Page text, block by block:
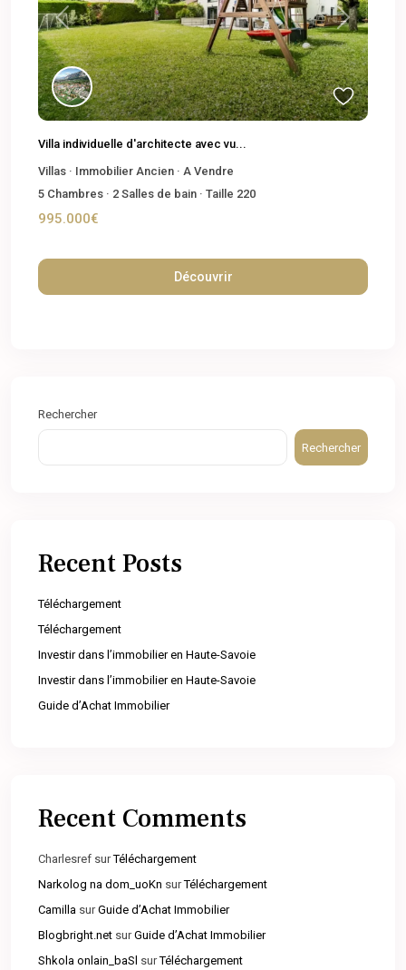
Previous Next
Villa individuelle d'architecte avec vu...
Villas · Immobilier Ancien · A Vendre
5 Chambres · 2 Salles de bain · Taille 220
995.000€
Découvrir
Rechercher
Rechercher
Recent Posts
Téléchargement
Téléchargement
Investir dans l’immobilier en Haute-Savoie
Investir dans l’immobilier en Haute-Savoie
Guide d’Achat Immobilier
Recent Comments
Charlesref surTéléchargement
Narkolog na dom_uoKn surTéléchargement
Camilla surGuide d’Achat Immobilier
Blogbright.net surGuide d’Achat Immobilier
Shkola onlain_baSl surTéléchargement